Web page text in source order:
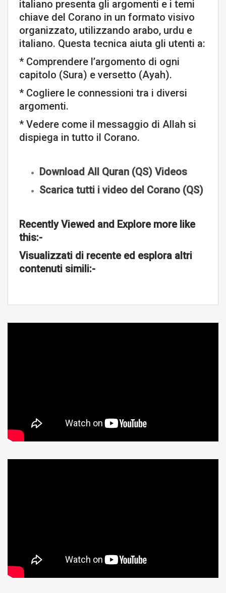
italiano presenta gli argomenti e i temi
chiave del Corano in un formato visivo
organizzato, utilizzando arabo, urdu e
italiano. Questa tecnica aiuta gli utenti a:
* Comprendere l’argomento di ogni
capitolo (Sura) e versetto (Ayah).
* Cogliere le connessioni tra i diversi
argomenti.
* Vedere come il messaggio di Allah si
dispiega in tutto il Corano.
Download All Quran (QS) Videos
Scarica tutti i video del Corano (QS)
Recently Viewed and Explore more like
this:-
Visualizzati di recente ed esplora altri
contenuti simili:-